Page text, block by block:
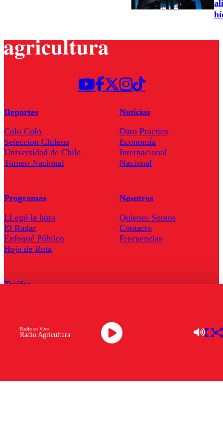
Radio Agricultura
Radio en Vivo
Deportes
Colo Colo
Seleccion Chilena
Universidad de Chile
Torneo Nacional
Noticias
Dato Practico
Economía
Internacional
Nacional
Programas
LLegó la hora
El Radar
Enfoqué Público
Hoja de Ruta
Nosotros
Quienes Somos
Contacto
Frecuencias
Tarifas
Descarga la APP